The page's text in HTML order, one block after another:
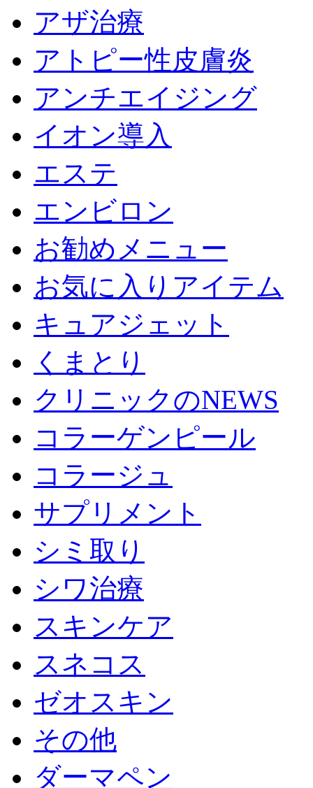
アザ治療
アトピー性皮膚炎
アンチエイジング
イオン導入
エステ
エンビロン
お勧めメニュー
お気に入りアイテム
キュアジェット
くまとり
クリニックのNEWS
コラーゲンピール
コラージュ
サプリメント
シミ取り
シワ治療
スキンケア
スネコス
ゼオスキン
その他
ダーマペン